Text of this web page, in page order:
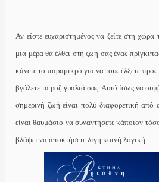
Αν είστε ευχαριστημένος να ζείτε στη χώρα
μια μέρα θα έλθει στη ζωή σας ένας
κάνετε το παραμικρό για να τους έλξετε
βγάλετε τα ροζ γυαλιά σας. Αυτό ίσως να
σημερινή ζωή είναι πολύ διαφορετική
είναι θαυμάσιο να συναντήσετε κάποιον
βλάψει να αποκτήσετε λίγη κοινή λογική.